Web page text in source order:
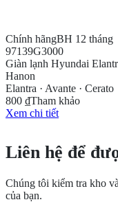
Chính hãngBH 12 tháng
97139G3000
Giàn lạnh Hyundai
Hanon
Elantra · Avante · Cerato
800 ₫Tham khảo
Xem chi tiết
Liên hệ để
Chúng tôi kiểm tra kho
của bạn.